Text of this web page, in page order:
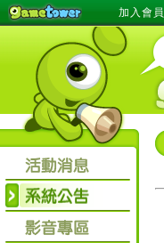
加入會員